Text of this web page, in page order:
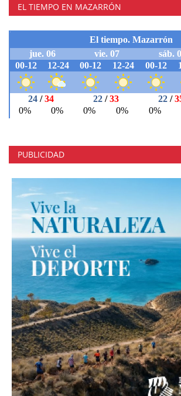
EL TIEMPO EN MAZARRÓN
PUBLICIDAD